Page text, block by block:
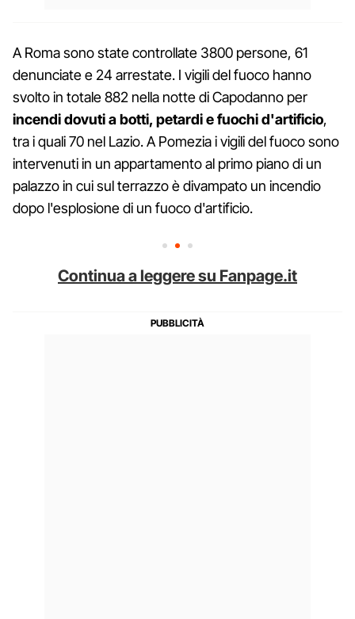
A Roma sono state controllate 3800 persone, 61
denunciate e 24 arrestate. I vigili del fuoco hanno
svolto in totale 882 nella notte di Capodanno per
incendi dovuti a botti, petardi e fuochi d'artificio,
tra i quali 70 nel Lazio. A Pomezia i vigili del fuoco sono
intervenuti in un appartamento al primo piano di un
palazzo in cui sul terrazzo è divampato un incendio
dopo l'esplosione di un fuoco d'artificio.
Continua a leggere su Fanpage.it